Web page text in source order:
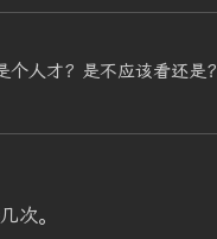
个人才？是不应该看还是？
次。